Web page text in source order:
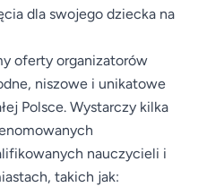
dla swojego dziecka na
oferty organizatorów
niszowe i unikatowe
Polsce. Wystarczy kilka
nauczycieli i
takich jak: